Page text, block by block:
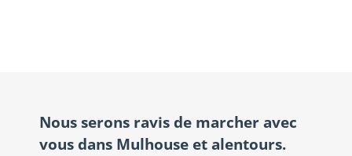
Nous serons ravis de marcher avec
vous dans Mulhouse et alentours.